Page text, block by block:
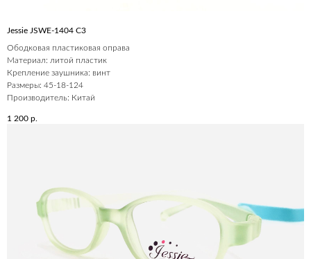
Jessie JSWE-1404 С3
Ободковая пластиковая оправа
Материал: литой пластик
Крепление заушника: винт
Размеры: 45-18-124
Производитель: Китай
1 200 р.